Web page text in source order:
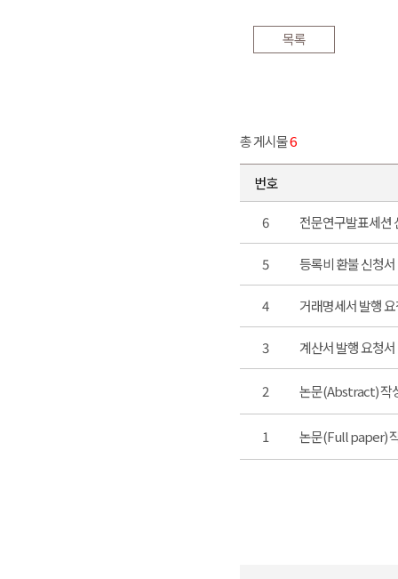
목록
총 게시물6
번호
6 전문연구발표세션
5 등록비 환불 신청서
4 거래명세서 발행
3 계산서 발행 요청서
2 논문(Abstract) 작
1 논문(Full paper)